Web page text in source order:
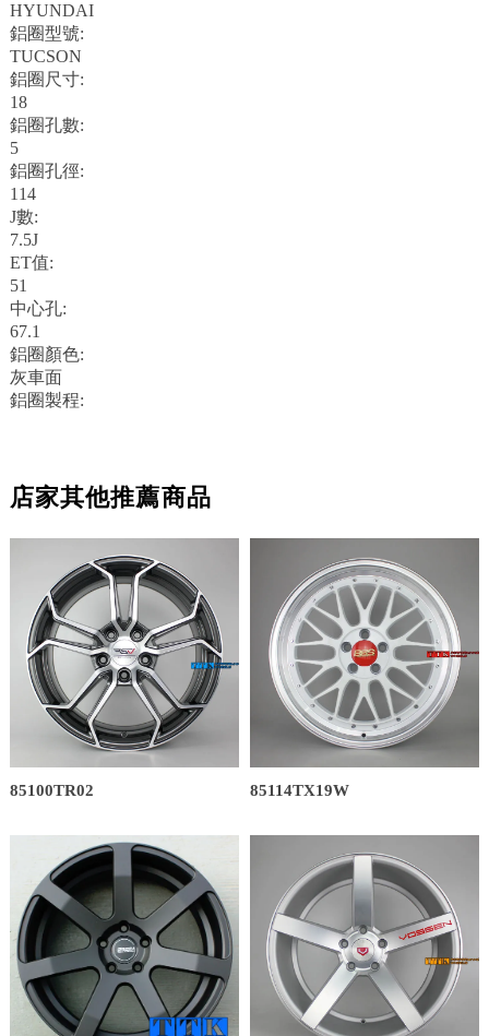
HYUNDAI
鋁圈型號:
TUCSON
鋁圈尺寸:
18
鋁圈孔數:
5
鋁圈孔徑:
114
J數:
7.5J
ET值:
51
中心孔:
67.1
鋁圈顏色:
灰車面
鋁圈製程:
店家其他推薦商品
85100TR02 85114TX19W